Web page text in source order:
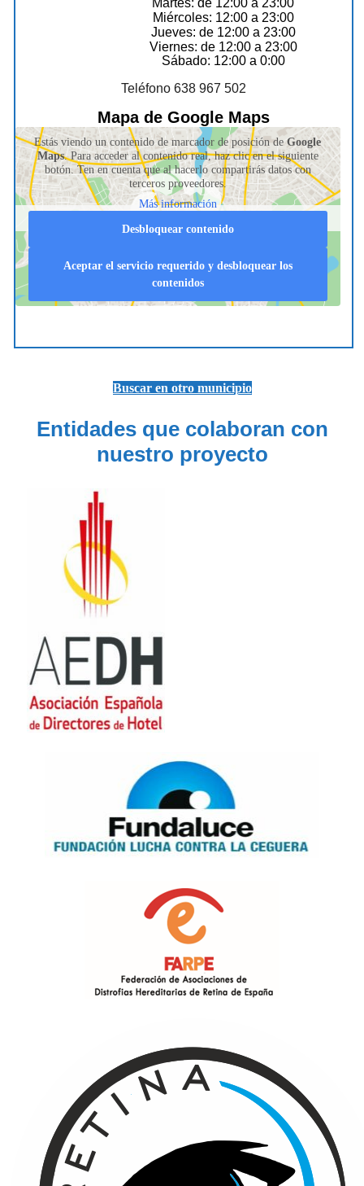
Martes: de 12:00 a 23:00
Miércoles: 12:00 a 23:00
Jueves: de 12:00 a 23:00
Viernes: de 12:00 a 23:00
Sábado: 12:00 a 0:00
Teléfono 638 967 502
Mapa de Google Maps
Estás viendo un contenido de marcador de posición deGoogle
Maps. Para acceder al contenido real, haz clic en el siguiente
botón. Ten en cuenta que al hacerlo compartirás datos con
terceros proveedores.
Más información
Desbloquear contenido
Aceptar el servicio requerido y desbloquear los
contenidos
Buscar en otro municipio
Entidades que colaboran con
nuestro proyecto